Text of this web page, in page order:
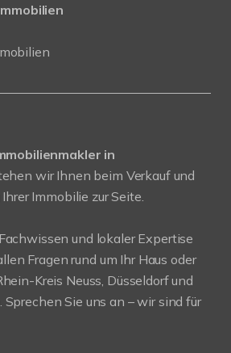
in
wir Ihnen beim Verkauf und
Immobilie zur Seite.
und lokaler Expertise
Fragen rund um Ihr Haus oder
Kreis Neuss, Düsseldorf und
Sie uns an – wir sind für